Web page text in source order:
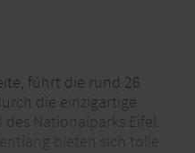
führt die rund 26
die einzigartige
Nationalparks Eifel.
bieten sich tolle